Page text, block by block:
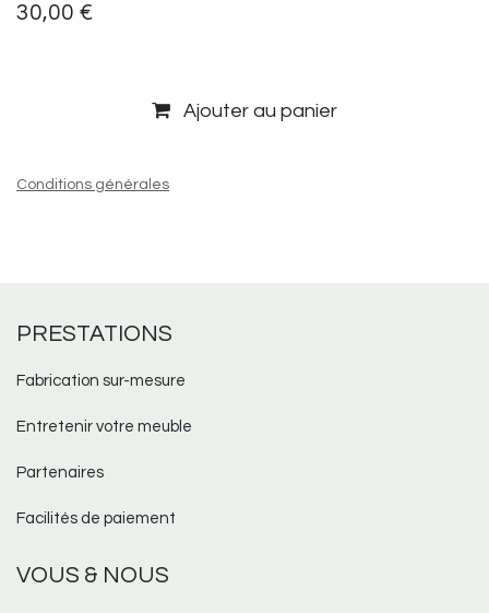
30,00 €
Ajouter au panier
Conditions générales
PRESTATIONS
Fabrication sur-mesure​
Entretenir votre meuble
Partenaires
Facilités de paiement
VOUS & NOUS